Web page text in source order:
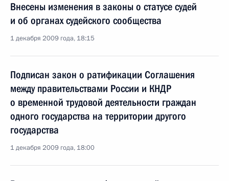
Внесены изменения в законы о статусе судей
и об органах судейского сообщества
1 декабря 2009 года, 18:15
Подписан закон о ратификации Соглашения
между правительствами России и КНДР
о временной трудовой деятельности граждан
одного государства на территории другого
государства
1 декабря 2009 года, 18:00